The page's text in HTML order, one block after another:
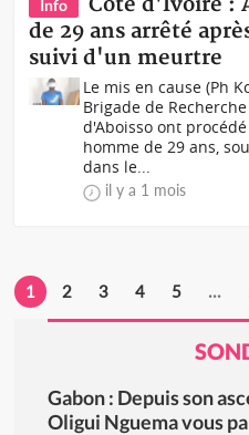
Info
de 29 ans arrêté
suivi d'un meurtre
Le mis en cause (Ph
Brigade de
d'Aboisso ont
homme de 29 ans,
dans le...
il y a 1 mois
1 2 3 4 5 ...
Gabon : Depuis son
Oligui Nguema vous